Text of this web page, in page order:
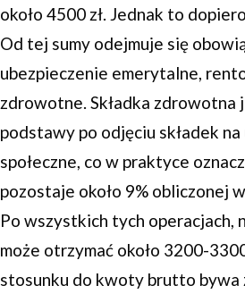
około 4500 zł. Jednak to
Od tej sumy odejmuje się
ubezpieczenie emerytalne,
zdrowotne. Składka zdrowotna
podstawy po odjęciu składek
społeczne, co w praktyce
pozostaje około 9% obliczonej
Po wszystkich tych operacjach,
może otrzymać około 3200-
stosunku do kwoty brutto bywa